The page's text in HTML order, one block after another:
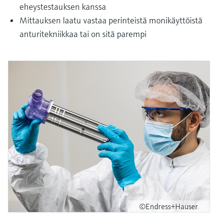
eheystestauksen kanssa
Mittauksen laatu vastaa perinteistä monikäyttöistä
anturitekniikkaa tai on sitä parempi
©Endress+Hauser